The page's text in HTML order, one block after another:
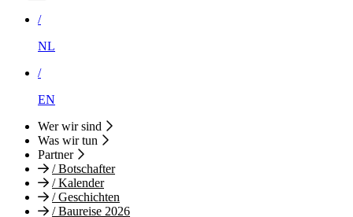
/
NL
/
EN
Wer wir sind
Was wir tun
Partner
/Botschafter
/Kalender
/Geschichten
/Baureise 2026